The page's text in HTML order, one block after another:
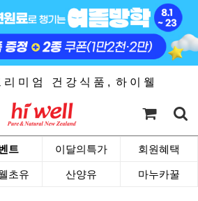
미 엄 건 강 식 품 , 하 이 웰
트 이달의특가 회원혜택
초유 산양유 마누카꿀